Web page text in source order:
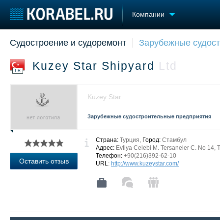
Компании
Судостроение
Новости
Репутация
Работа
Крюинг
Реклама
Торговая площадка
Продажа флота
Изделия
Услуги
Судостроение и судоремонт Зарубежные
TR Kuzey Star Shipyard Ltd
Kuzey Star
Зарубежные судостроительные предприятия
Оставить отзыв
Страна: Турция, Город: Стамбул
Адрес: Evliya Celebi M. Tersaneler C. No 14,
Телефон: +90(216)392-62-10
URL: http://www.kuzeystar.com/